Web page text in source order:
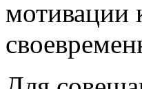
мотивации